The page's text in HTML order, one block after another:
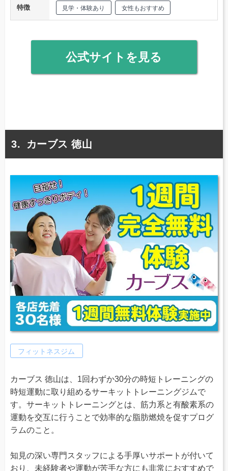
特徴 見学・体験あり 女性もおすすめ
公式サイトを見る
カーブス 徳山
フィットネスジム
カーブス 徳山は、1回わずか30分の時短トレーニングの
時短運動に取り組めるサーキットトレーニングジムで
す。サーキットトレーニングとは、筋力系と有酸素系の
運動を交互に行うことで効率的な脂肪燃焼を促すプログ
ラムのこと。
知見の深い専門スタッフによる手厚いサポートが付いて
おり、未経験者や運動が苦手な方にも非常におすすめで